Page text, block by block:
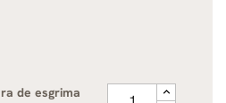
de esgrima